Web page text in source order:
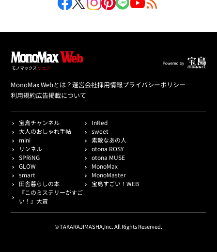
MonoMax Webとは？運営会社採用情報プライバシーポリシー
利用規約広告掲載について
宝島チャンネル
InRed
大人のおしゃれ手帖
sweet
mini
素敵なあの人
リンネル
otona ROSY
SPRiNG
otona MUSE
GLOW
MonoMax
smart
MonoMaster
田舎暮らしの本
宝島すごい！WEB
『このミステリーがすご
い！』大賞
© TAKARAJIMASHA,Inc. All Rights Reserved.